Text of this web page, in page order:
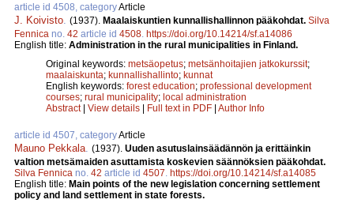
article id 4508, categoryArticle
J. Koivisto (1937). Maalaiskuntien kunnallishallinnon pääkohdat. Silva
Fennica no. 42 article id 4508 https://doi.org/10.14214/sf.a14086
English title: Administration in the rural municipalities in Finland.
Original keywords: metsäopetus; metsänhoitajien jatkokurssit;
maalaiskunta; kunnallishallinto; kunnat
English keywords: forest education; professional development
courses; rural municipality; local administration
Abstract| View details | Full text in PDF | Author Info
article id 4507, categoryArticle
Mauno Pekkala (1937). Uuden asutuslainsäädännön ja erittäinkin
valtion metsämaiden asuttamista koskevien säännöksien pääkohdat.
Silva Fennica no. 42 article id 4507 https://doi.org/10.14214/sf.a14085
English title: Main points of the new legislation concerning settlement
policy and land settlement in state forests.